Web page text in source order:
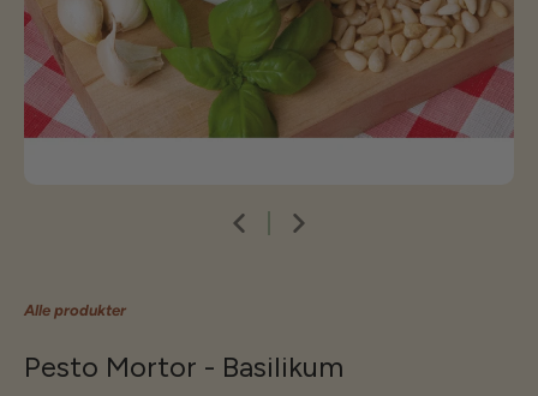
Alle produkter
Pesto Mortor - Basilikum